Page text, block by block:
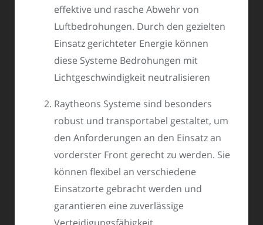
effektive und rasche Abwehr von
Luftbedrohungen. Durch den gezielten
Einsatz gerichteter Energie können
diese Systeme Bedrohungen mit
Lichtgeschwindigkeit neutralisieren
Raytheons Systeme sind besonders
robust und transportabel gestaltet, um
den Anforderungen an den Einsatz an
vorderster Front gerecht zu werden. Sie
können flexibel an verschiedene
Einsatzorte gebracht werden und
garantieren eine zuverlässige